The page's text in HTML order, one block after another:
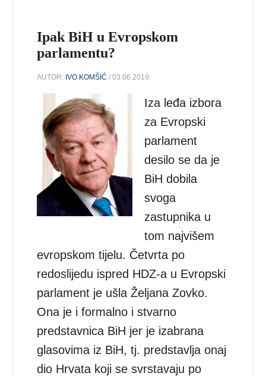
Ipak BiH u Evropskom
parlamentu?
AUTOR: IVO KOMŠIĆ / 03.06.2019.
Iza leđa izbora
za Evropski
parlament
desilo se da je
BiH dobila
svoga
zastupnika u
tom najvišem
evropskom tijelu. Četvrta po
redoslijedu ispred HDZ-a u Evropski
parlament je ušla Željana Zovko.
Ona je i formalno i stvarno
predstavnica BiH jer je izabrana
glasovima iz BiH, tj. predstavlja onaj
dio Hrvata koji se svrstavaju po